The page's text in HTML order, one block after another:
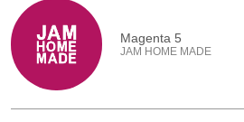
Magenta 5
JAM HOME MADE